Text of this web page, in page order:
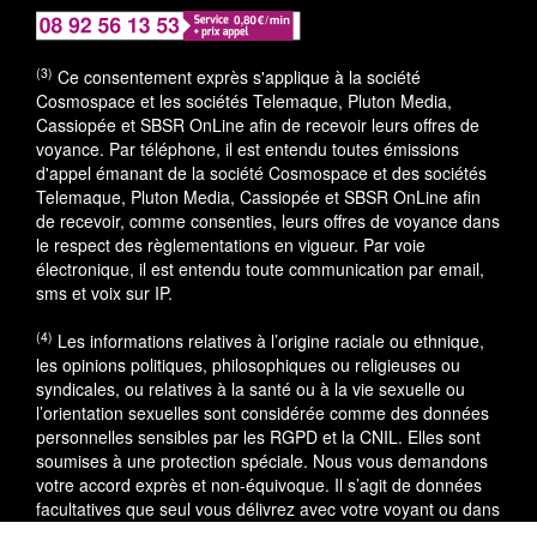
(3) Ce consentement exprès s'applique à la société
Cosmospace et les sociétés Telemaque, Pluton Media,
Cassiopée et SBSR OnLine afin de recevoir leurs offres de
voyance. Par téléphone, il est entendu toutes émissions
d'appel émanant de la société Cosmospace et des sociétés
Telemaque, Pluton Media, Cassiopée et SBSR OnLine afin
de recevoir, comme consenties, leurs offres de voyance dans
le respect des règlementations en vigueur. Par voie
électronique, il est entendu toute communication par email,
sms et voix sur IP.
(4) Les informations relatives à l’origine raciale ou ethnique,
les opinions politiques, philosophiques ou religieuses ou
syndicales, ou relatives à la santé ou à la vie sexuelle ou
l’orientation sexuelles sont considérée comme des données
personnelles sensibles par les RGPD et la CNIL. Elles sont
soumises à une protection spéciale. Nous vous demandons
votre accord exprès et non-équivoque. Il s’agit de données
facultatives que seul vous délivrez avec votre voyant ou dans